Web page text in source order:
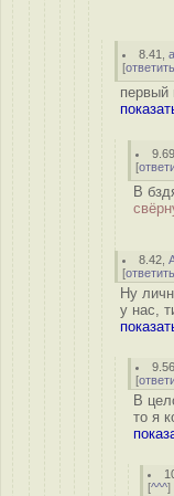
8.41 ,
[ответить
первый
9.69
[
В
8.42 ,
[ответить
Ну
у нас,
9.56
[
В
то я
[^^^]